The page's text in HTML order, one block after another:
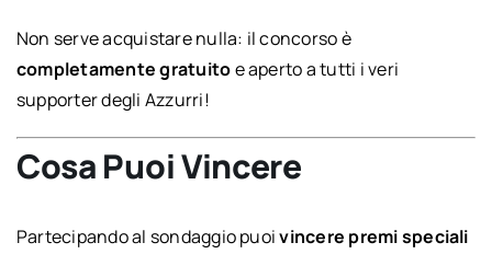
Non serve acquistare nulla: il concorso è
completamente gratuitoe aperto a tutti i veri
supporter degli Azzurri!
Cosa Puoi Vincere
Partecipando al sondaggio puoivincere premi speciali